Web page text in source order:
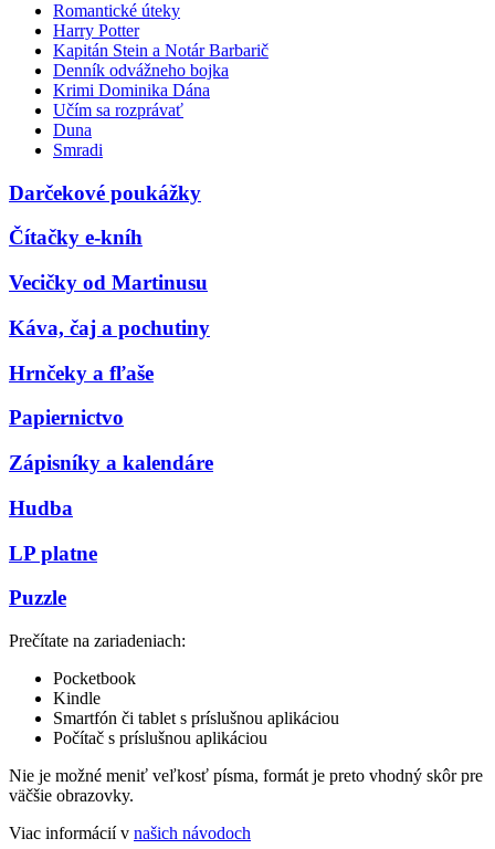
Romantické úteky
Harry Potter
Kapitán Stein a Notár Barbarič
Denník odvážneho bojka
Krimi Dominika Dána
Učím sa rozprávať
Duna
Smradi
Darčekové poukážky
Čítačky e-kníh
Vecičky od Martinusu
Káva, čaj a pochutiny
Hrnčeky a fľaše
Papiernictvo
Zápisníky a kalendáre
Hudba
LP platne
Puzzle
Prečítate na zariadeniach:
Pocketbook
Kindle
Smartfón či tablet s príslušnou aplikáciou
Počítač s príslušnou aplikáciou
Nie je možné meniť veľkosť písma, formát je preto vhodný skôr pre
väčšie obrazovky.
Viac informácií v našich návodoch